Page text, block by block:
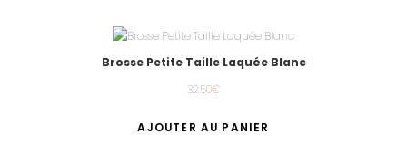
Brosse Petite Taille Laquée Blanc
32.50€
AJOUTER AU PANIER